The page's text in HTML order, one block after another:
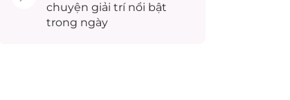
chuyện giải trínổi bật
trong ngày